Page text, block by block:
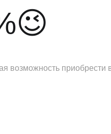
Отзывы
Документы
возможность приобрести